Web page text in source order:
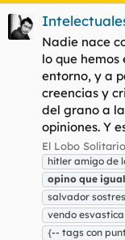
Nadie nace
lo que
entorno, y a
creencias y
del grano a
opiniones. Y
El Lobo Solitario
hitler amigo de
opino que igual
salvador
vendo
{-- tags con